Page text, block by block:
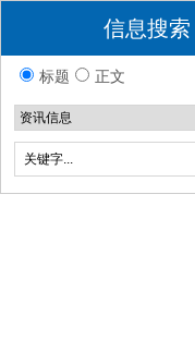
信息搜索
标题 正文